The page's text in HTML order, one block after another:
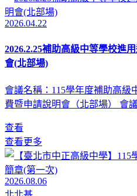
2026.04.22
2026.2.25補助高級中等學校進
會(北部場)
會議名稱：115學年度補助高級
費暨申請說明會（北部場） 會
查看
查看更多
2026.08.06